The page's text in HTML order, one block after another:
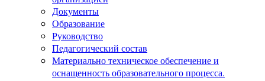
Документы
Образование
Руководство
Педагогический состав
Материально техническое обеспечение и
оснащенность образовательного процесса.